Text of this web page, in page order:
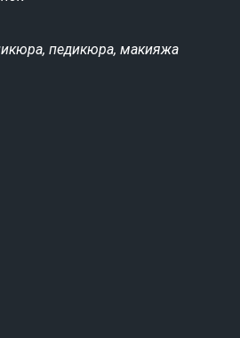
педикюра, макияжа